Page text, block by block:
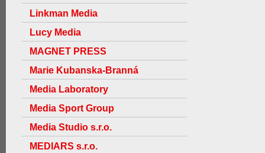
Linkman Media
Lucy Media
MAGNET PRESS
Marie Kubanska-Branná
Media Laboratory
Media Sport Group
Media Studio s.r.o.
MEDIARS s.r.o.